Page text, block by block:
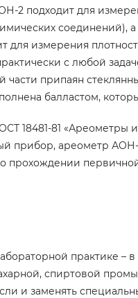
2 подходит для
соединений),
для измерения
с любой
части припаян
балластом,
18481-81
прибор, ареометр
прохождении
практике – в
спиртовой
и заменять